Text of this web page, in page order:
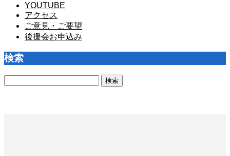
YOUTUBE
アクセス
ご意見・ご要望
後援会お申込み
検索